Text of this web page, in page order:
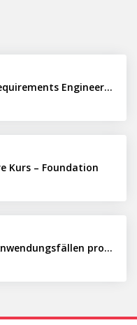
Künstliche Intelligenz (KI) im Requirements Engineering erfolgreich einsetzen
Kurs – Foundation
Künstliche Intelligenz in EAM-Anwendungsfällen professionell nutzen